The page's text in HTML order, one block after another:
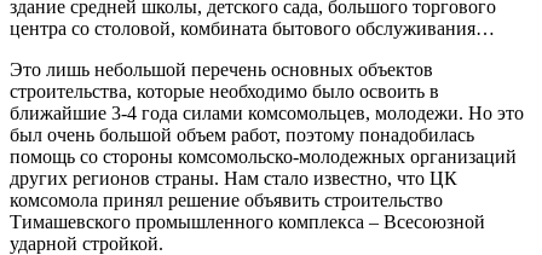
здание средней школы, детского сада, большого торгового
центра со столовой, комбината бытового обслуживания…
Это лишь небольшой перечень основных объектов
строительства, которые необходимо было освоить в
ближайшие 3-4 года силами комсомольцев, молодежи. Но это
был очень большой объем работ, поэтому понадобилась
помощь со стороны комсомольско-молодежных организаций
других регионов страны. Нам стало известно, что ЦК
комсомола принял решение объявить строительство
Тимашевского промышленного комплекса – Всесоюзной
ударной стройкой.